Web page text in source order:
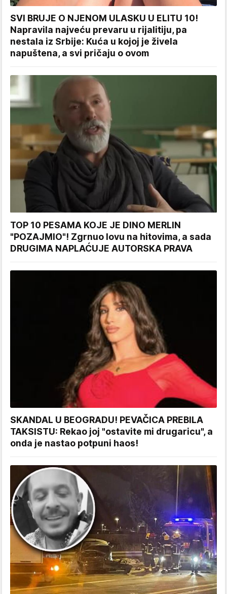
SVI BRUJE O NJENOM ULASKU U ELITU 10!
Napravila najveću prevaru u rijalitiju, pa
nestala iz Srbije: Kuća u kojoj je živela
napuštena, a svi pričaju o ovom
TOP 10 PESAMA KOJE JE DINO MERLIN
"POZAJMIO"! Zgrnuo lovu na hitovima, a sada
DRUGIMA NAPLAĆUJE AUTORSKA PRAVA
SKANDAL U BEOGRADU! PEVAČICA PREBILA
TAKSISTU: Rekao joj "ostavite mi drugaricu", a
onda je nastao potpuni haos!